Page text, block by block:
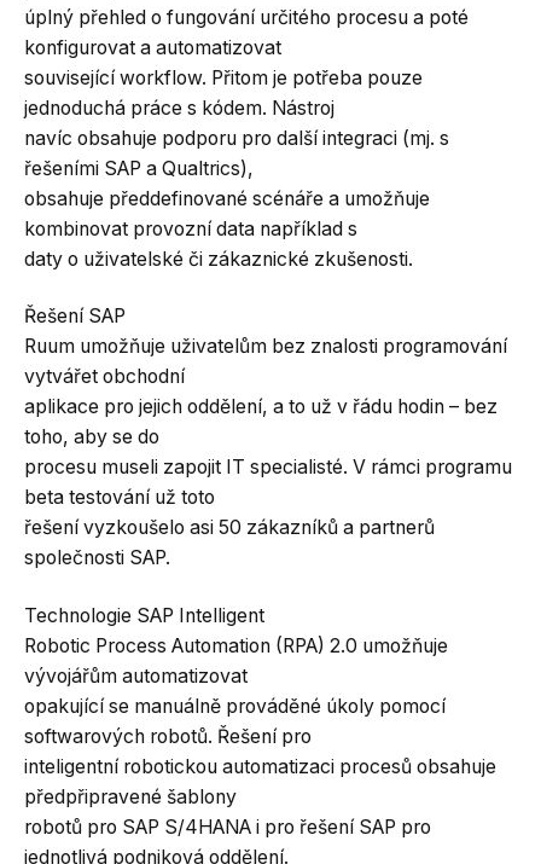
úplný přehled o fungování určitého procesu a poté
konfigurovat a automatizovat
související workflow. Přitom je potřeba pouze
jednoduchá práce s kódem. Nástroj
navíc obsahuje podporu pro další integraci (mj. s
řešeními SAP a Qualtrics),
obsahuje předdefinované scénáře a umožňuje
kombinovat provozní data například s
daty o uživatelské či zákaznické zkušenosti.
Řešení SAP
Ruum umožňuje uživatelům bez znalosti programování
vytvářet obchodní
aplikace pro jejich oddělení, a to už v řádu hodin – bez
toho, aby se do
procesu museli zapojit IT specialisté. V rámci programu
beta testování už toto
řešení vyzkoušelo asi 50 zákazníků a partnerů
společnosti SAP.
Technologie SAP Intelligent
Robotic Process Automation (RPA) 2.0 umožňuje
vývojářům automatizovat
opakující se manuálně prováděné úkoly pomocí
softwarových robotů. Řešení pro
inteligentní robotickou automatizaci procesů obsahuje
předpřipravené šablony
robotů pro SAP S/4HANA i pro řešení SAP pro
jednotlivá podniková oddělení.